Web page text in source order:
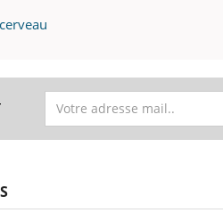
en fer sont multiples ce qui la